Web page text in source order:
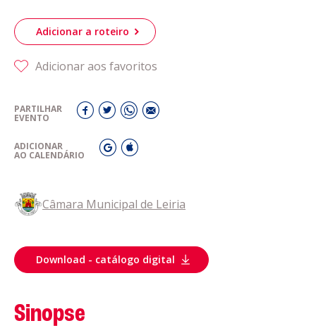
Adicionar a roteiro
Adicionar aos favoritos
PARTILHAR
EVENTO
ADICIONAR
AO CALENDÁRIO
Câmara Municipal de Leiria
Download - catálogo digital
Sinopse